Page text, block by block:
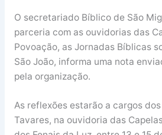
O secretariado Bíblico de São
parceria com as ouvidorias das
Povoação, as Jornadas Bíblicas
São João, informa uma nota
pela organização.
As reflexões estarão a cargos
Tavares, na ouvidoria das